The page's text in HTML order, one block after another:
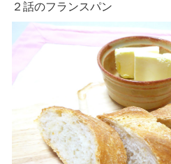
２話のフランスパン